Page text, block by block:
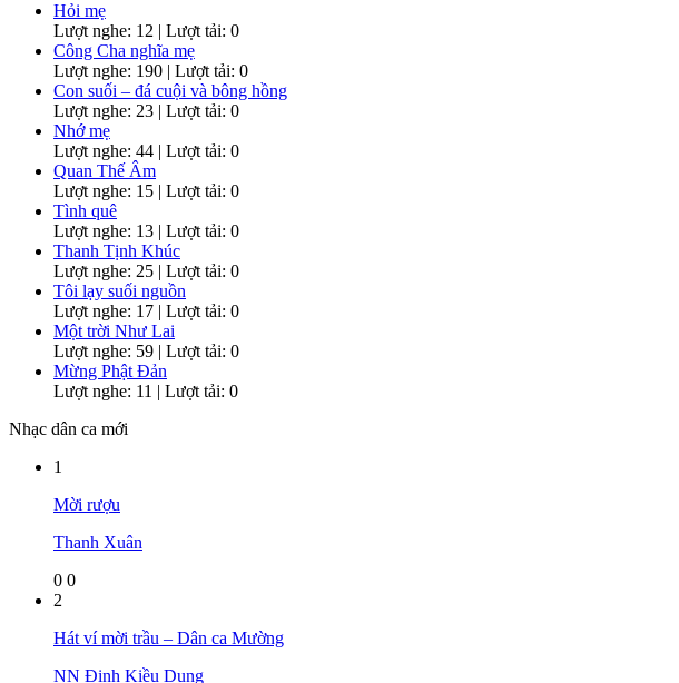
Hỏi mẹ
Lượt nghe: 12 | Lượt tải: 0
Công Cha nghĩa mẹ
Lượt nghe: 190 | Lượt tải: 0
Con suối – đá cuội và bông hồng
Lượt nghe: 23 | Lượt tải: 0
Nhớ mẹ
Lượt nghe: 44 | Lượt tải: 0
Quan Thế Âm
Lượt nghe: 15 | Lượt tải: 0
Tình quê
Lượt nghe: 13 | Lượt tải: 0
Thanh Tịnh Khúc
Lượt nghe: 25 | Lượt tải: 0
Tôi lạy suối nguồn
Lượt nghe: 17 | Lượt tải: 0
Một trời Như Lai
Lượt nghe: 59 | Lượt tải: 0
Mừng Phật Đản
Lượt nghe: 11 | Lượt tải: 0
Nhạc dân ca mới
1
Mời rượu
Thanh Xuân
0 0
2
Hát ví mời trầu – Dân ca Mường
NN Đinh Kiều Dung